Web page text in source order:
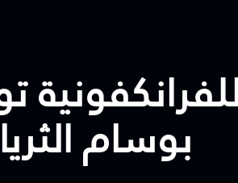
بوسام الثريا